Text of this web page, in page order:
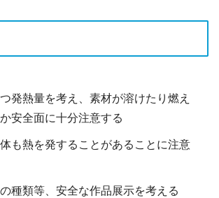
発熱量を考え、素材が溶けたり燃え
安全面に十分注意する
体も熱を発することがあることに注意
種類等、安全な作品展示を考える